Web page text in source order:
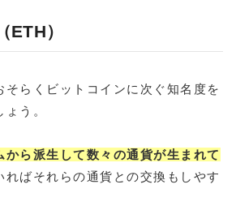
）
そらくビットコインに次ぐ知名度を
う。
から派生して数々の通貨が生まれて
ればそれらの通貨との交換もしやす